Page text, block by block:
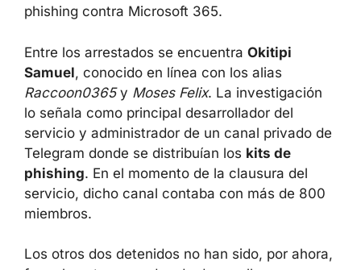
— permitió correlacionar de forma directa los
concretas de phishing contra Microsoft 365.
Entre los arrestados se encuentraOkitipi
Samuel, conocido en línea con los alias
Raccoon0365yMoses Felix. La investigación
lo señala como principal desarrollador del
servicio y administrador de un canal privado
de Telegram donde se distribuían loskits de
phishing. En el momento de la clausura del
800 miembros.